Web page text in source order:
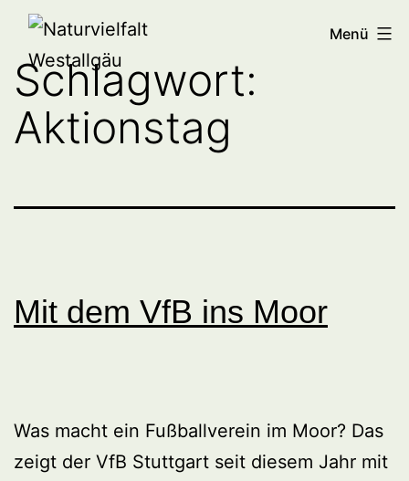
Zum
springen
Naturvielfalt
Westallgäu
Menü
Schlagwort:
Aktionstag
Mit dem VfB ins Moor
Was macht ein Fußballverein im Moor? Das
zeigt der VfB Stuttgart seit diesem Jahr mit